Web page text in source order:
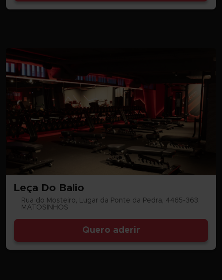
Leça Do Balio
Rua do Mosteiro, Lugar da Ponte da Pedra, 4465-363,
MATOSINHOS
Quero aderir